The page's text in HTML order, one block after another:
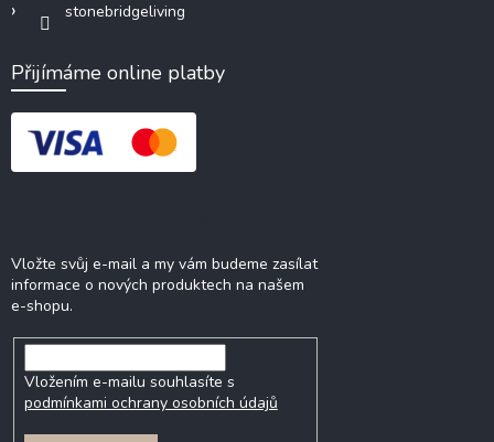
stonebridgeliving
Přijímáme online platby
Vložte svůj e-mail a my vám budeme zasílat
informace o nových produktech na našem
e-shopu.
Vložením e-mailu souhlasíte s
podmínkami ochrany osobních údajů